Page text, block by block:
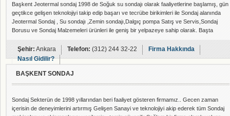
Başkent Jeotermal sondaj 1998 de Soğuk su sondajı olarak faaliyetlerine başlamış, gün
geçtikce gelişen teknolojiyi takip edip başarı ve tecrübe birikimleri ile Sondaj alanında
Jeotermal Sondaj , Su sondajı ,Zemin sondajı,Dalgıç pompa Satış ve Servis,Sondaj
Borusu ve Sondaj Malzemeleri ürünleri ile geniş bir yelpazeye sahip olarak. Başta
Ankara&#039;nın ve Türkiye&#039;nin Lider firmalarından olmayı Başarmıştır. Tabi tüm
bu başarılarını Müşterilerinden aldığı güven ile sağlamıştır. Bizi biz yapan İşimizi
Şehir:Ankara Telefon:(312) 244 32-22
Firma Hakkında
Nasıl Gidilir?
BAŞKENT SONDAJ
Sondaj Sekterün de 1998 yıllarından beri faaliyet gösteren firmamız.. Gecen zaman
içerisin de deneyimlerini artırmış Gelişen Sanayi ve teknolojiyi akip ederek tüm Sondaj